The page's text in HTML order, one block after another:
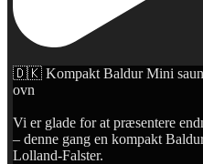
🇩🇰 Kompakt Baldur Mini
ovn
Vi er glade for at præsentere
– denne gang en kompakt
Lolland-Falster.